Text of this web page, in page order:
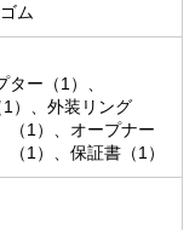
ム
ー（1）、
）、外装リング
（1）、オープナー
（1）、保証書（1）